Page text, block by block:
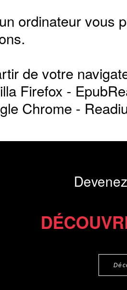
ordinateur vous
.
de votre
Firefox -
Chrome -